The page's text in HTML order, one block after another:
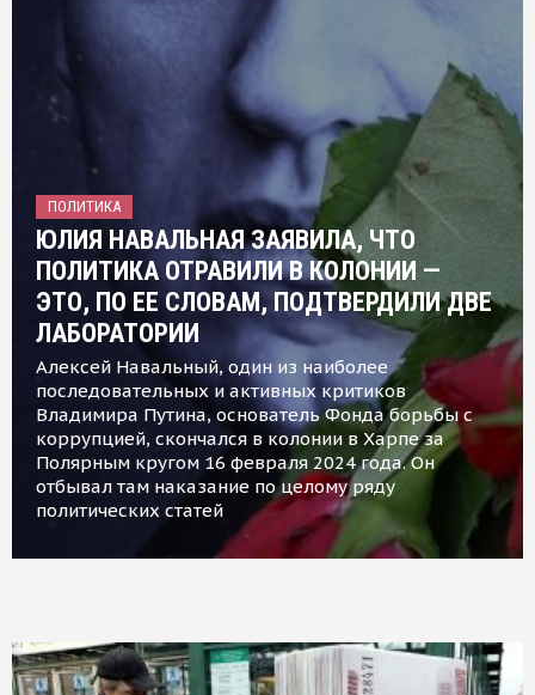
ПОЛИТИКА
ЮЛИЯ НАВАЛЬНАЯ ЗАЯВИЛА, ЧТО
ПОЛИТИКА ОТРАВИЛИ В КОЛОНИИ —
ЭТО, ПО ЕЕ СЛОВАМ, ПОДТВЕРДИЛИ ДВЕ
ЛАБОРАТОРИИ
Алексей Навальный, один из наиболее
последовательных и активных критиков
Владимира Путина, основатель Фонда борьбы с
коррупцией, скончался в колонии в Харпе за
Полярным кругом 16 февраля 2024 года. Он
отбывал там наказание по целому ряду
политических статей